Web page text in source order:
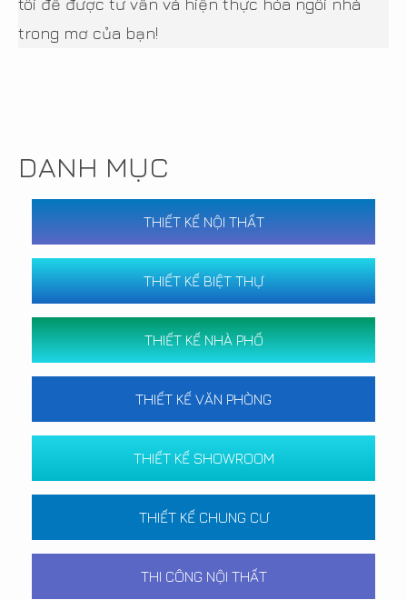
tôi để được tư vấn và hiện thực hóa ngôi nhà
trong mơ của bạn!
DANH MỤC
THIẾT KẾ NỘI THẤT
THIẾT KẾ BIỆT THỰ
THIẾT KẾ NHÀ PHỐ
THIẾT KẾ VĂN PHÒNG
THIẾT KẾ SHOWROOM
THIẾT KẾ CHUNG CƯ
THI CÔNG NỘI THẤT